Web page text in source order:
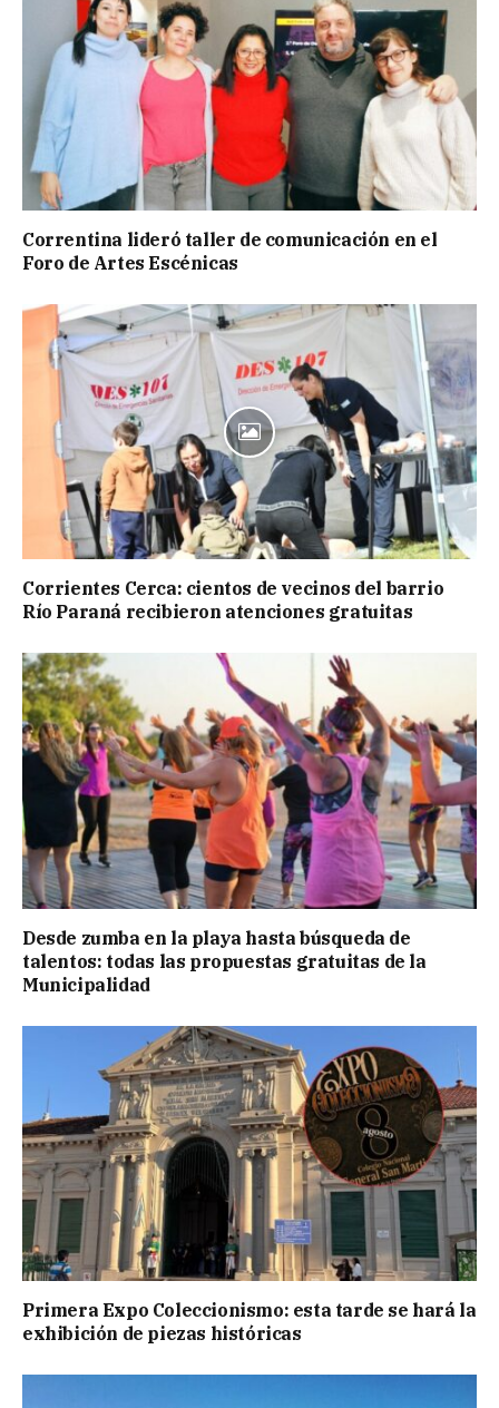
Correntina lideró taller de comunicación en el
Foro de Artes Escénicas
Corrientes Cerca: cientos de vecinos del barrio
Río Paraná recibieron atenciones gratuitas
Desde zumba en la playa hasta búsqueda de
talentos: todas las propuestas gratuitas de la
Municipalidad
Primera Expo Coleccionismo: esta tarde se hará la
exhibición de piezas históricas